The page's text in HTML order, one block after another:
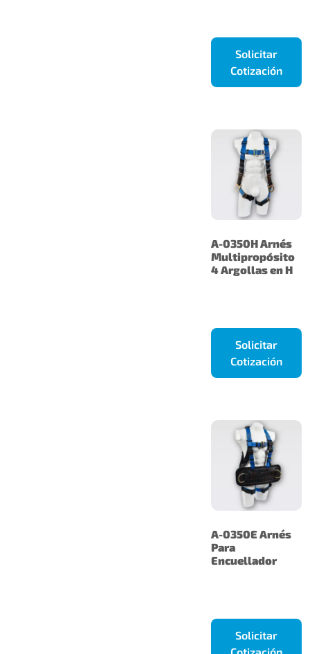
Solicitar
Cotización
A-0350H Arnés
Multipropósito
4 Argollas en H
Solicitar
Cotización
A-0350E Arnés
Para
Encuellador
Solicitar